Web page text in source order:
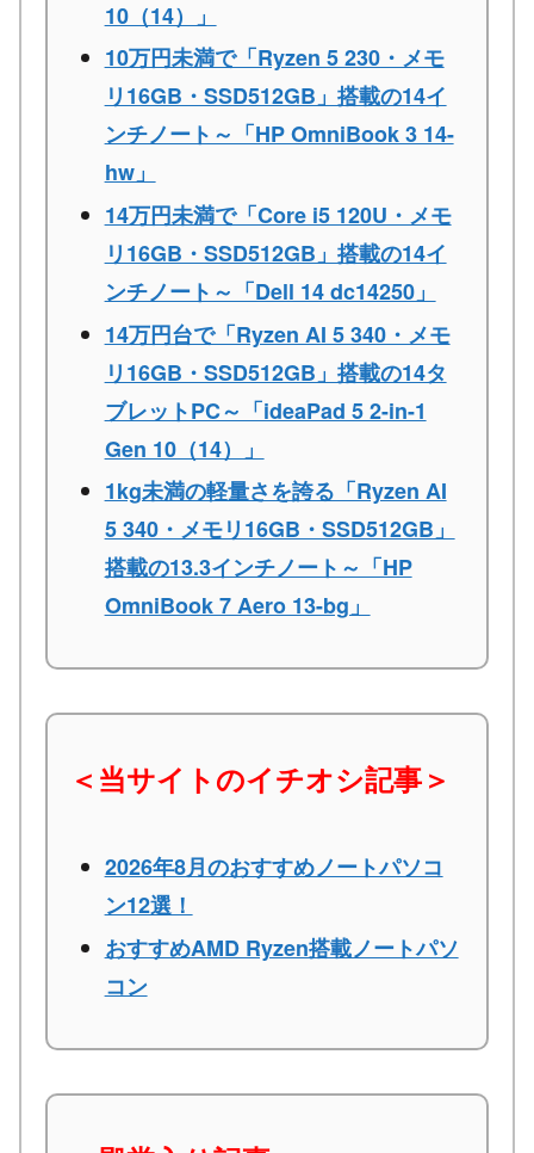
10（14）」
10万円未満で「Ryzen 5 230・メモ
リ16GB・SSD512GB」搭載の14イ
ンチノート～「HP OmniBook 3 14-
hw」
14万円未満で「Core i5 120U・メモ
リ16GB・SSD512GB」搭載の14イ
ンチノート～「Dell 14 dc14250」
14万円台で「Ryzen AI 5 340・メモ
リ16GB・SSD512GB」搭載の14タ
ブレットPC～「ideaPad 5 2-in-1
Gen 10（14）」
1kg未満の軽量さを誇る「Ryzen AI
5 340・メモリ16GB・SSD512GB」
搭載の13.3インチノート～「HP
OmniBook 7 Aero 13-bg」
＜当サイトのイチオシ記事＞
2026年8月のおすすめノートパソコ
ン12選！
おすすめAMD Ryzen搭載ノートパソ
コン